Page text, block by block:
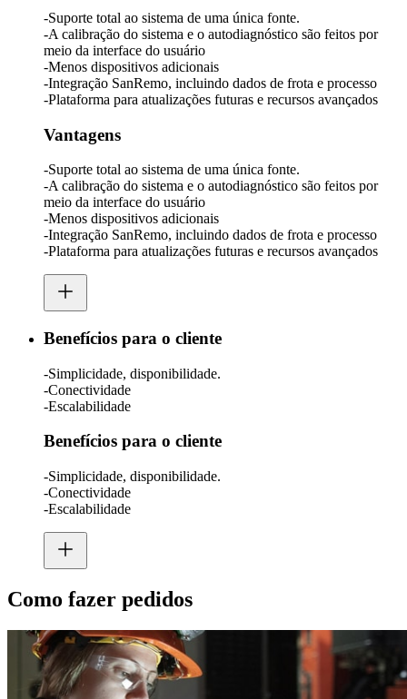
-Suporte total ao sistema de uma única fonte.
-A calibração do sistema e o autodiagnóstico são feitos por
meio da interface do usuário
-Menos dispositivos adicionais
-Integração SanRemo, incluindo dados de frota e processo
-Plataforma para atualizações futuras e recursos avançados
Vantagens
-Suporte total ao sistema de uma única fonte.
-A calibração do sistema e o autodiagnóstico são feitos por
meio da interface do usuário
-Menos dispositivos adicionais
-Integração SanRemo, incluindo dados de frota e processo
-Plataforma para atualizações futuras e recursos avançados
Benefícios para o cliente
-Simplicidade, disponibilidade.
-Conectividade
-Escalabilidade
Benefícios para o cliente
-Simplicidade, disponibilidade.
-Conectividade
-Escalabilidade
Como fazer pedidos